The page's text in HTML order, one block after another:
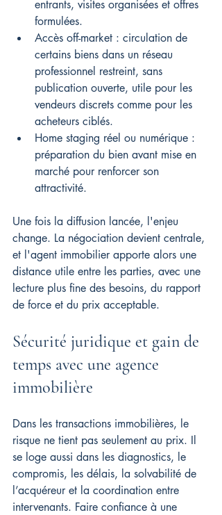
entrants, visites organisées et offres
formulées.
Accès off-market : circulation de
certains biens dans un réseau
professionnel restreint, sans
publication ouverte, utile pour les
vendeurs discrets comme pour les
acheteurs ciblés.
Home staging réel ou numérique :
préparation du bien avant mise en
marché pour renforcer son
attractivité.
Une fois la diffusion lancée, l'enjeu
change. La négociation devient centrale,
et l'agent immobilier apporte alors une
distance utile entre les parties, avec une
lecture plus fine des besoins, du rapport
de force et du prix acceptable.
Sécurité juridique et gain de
temps avec une agence
immobilière
Dans les transactions immobilières, le
risque ne tient pas seulement au prix. Il
se loge aussi dans les diagnostics, le
compromis, les délais, la solvabilité de
l’acquéreur et la coordination entre
intervenants. Faire confiance à une